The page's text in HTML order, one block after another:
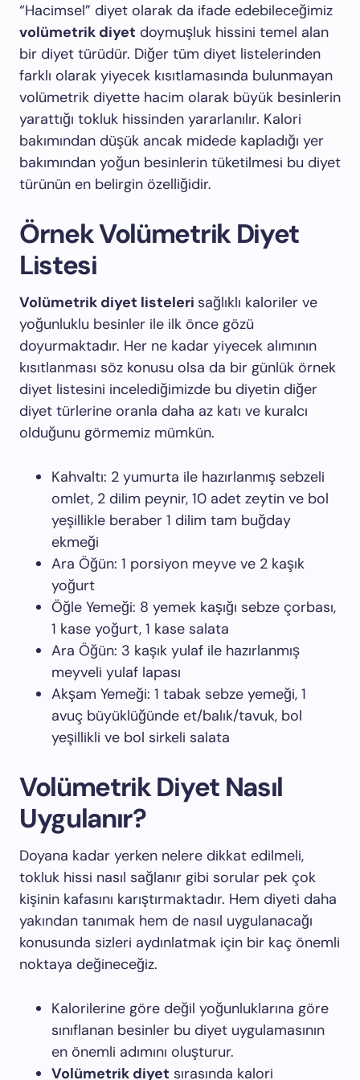
“Hacimsel” diyet olarak da ifade edebileceğimiz
volümetrik diyet doymuşluk hissini temel alan
bir diyet türüdür. Diğer tüm diyet listelerinden
farklı olarak yiyecek kısıtlamasında bulunmayan
volümetrik diyette hacim olarak büyük besinlerin
yarattığı tokluk hissinden yararlanılır. Kalori
bakımından düşük ancak midede kapladığı yer
bakımından yoğun besinlerin tüketilmesi bu diyet
türünün en belirgin özelliğidir.
Örnek Volümetrik Diyet
Listesi
Volümetrik diyet listeleri sağlıklı kaloriler ve
yoğunluklu besinler ile ilk önce gözü
doyurmaktadır. Her ne kadar yiyecek alımının
kısıtlanması söz konusu olsa da bir günlük örnek
diyet listesini incelediğimizde bu diyetin diğer
diyet türlerine oranla daha az katı ve kuralcı
olduğunu görmemiz mümkün.
Kahvaltı: 2 yumurta ile hazırlanmış sebzeli
omlet, 2 dilim peynir, 10 adet zeytin ve bol
yeşillikle beraber 1 dilim tam buğday
ekmeği
Ara Öğün: 1 porsiyon meyve ve 2 kaşık
yoğurt
Öğle Yemeği: 8 yemek kaşığı sebze çorbası,
1 kase yoğurt, 1 kase salata
Ara Öğün: 3 kaşık yulaf ile hazırlanmış
meyveli yulaf lapası
Akşam Yemeği: 1 tabak sebze yemeği, 1
avuç büyüklüğünde et/balık/tavuk, bol
yeşillikli ve bol sirkeli salata
Volümetrik Diyet Nasıl
Uygulanır?
Doyana kadar yerken nelere dikkat edilmeli,
tokluk hissi nasıl sağlanır gibi sorular pek çok
kişinin kafasını karıştırmaktadır. Hem diyeti daha
yakından tanımak hem de nasıl uygulanacağı
konusunda sizleri aydınlatmak için bir kaç önemli
noktaya değineceğiz.
Kalorilerine göre değil yoğunluklarına göre
sınıflanan besinler bu diyet uygulamasının
en önemli adımını oluşturur.
Volümetrik diyet sırasında kalori